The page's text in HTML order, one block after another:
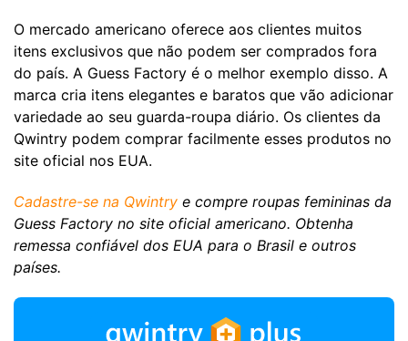
O mercado americano oferece aos clientes muitos
itens exclusivos que não podem ser comprados fora
do país. A Guess Factory é o melhor exemplo disso. A
marca cria itens elegantes e baratos que vão adicionar
variedade ao seu guarda-roupa diário. Os clientes da
Qwintry podem comprar facilmente esses produtos no
site oficial nos EUA.
Cadastre-se na Qwintry e compre roupas femininas da
Guess Factory no site oficial americano. Obtenha
remessa confiável dos EUA para o Brasil e outros
países.